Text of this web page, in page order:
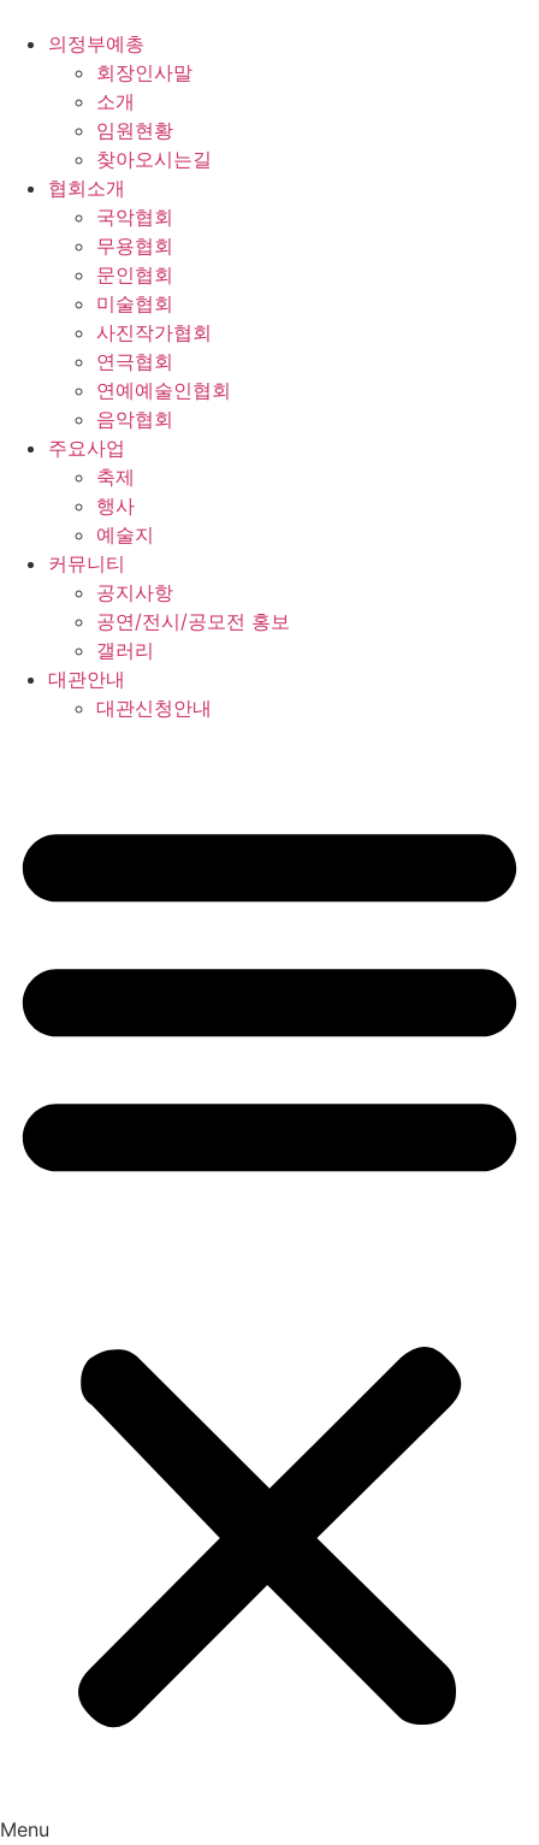
의정부예총
회장인사말
소개
임원현황
찾아오시는길
협회소개
국악협회
무용협회
문인협회
미술협회
사진작가협회
연극협회
연예예술인협회
음악협회
주요사업
축제
행사
예술지
커뮤니티
공지사항
공연/전시/공모전 홍보
갤러리
대관안내
대관신청안내
Menu